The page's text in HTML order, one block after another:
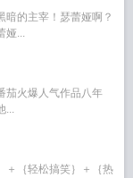
暗的主宰！瑟蕾娅啊？
娅...
茄火爆人气作品八年
...
＋｛轻松搞笑｝＋｛热